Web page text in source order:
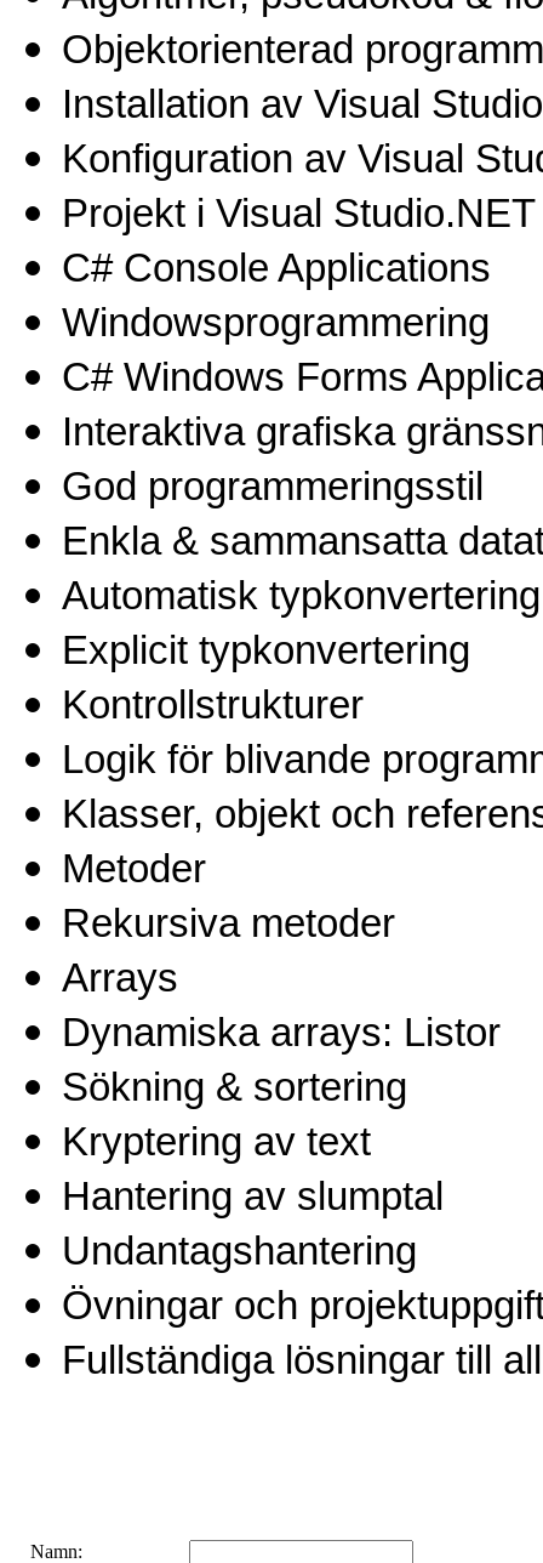
Objektorienterad
Installation av Visual
Konfiguration av Visual
Projekt i Visual Studio.NET
C# Console Applications
Windowsprogrammering
C# Windows Forms
Interaktiva grafiska
God programmeringsstil
Enkla & sammansatta
Automatisk typkonvertering
Explicit typkonvertering
Kontrollstrukturer
Logik för blivande
Klasser, objekt och
Metoder
Rekursiva metoder
Arrays
Dynamiska arrays: Listor
Sökning & sortering
Kryptering av text
Hantering av slumptal
Undantagshantering
Övningar och
Fullständiga lösningar till
Namn: